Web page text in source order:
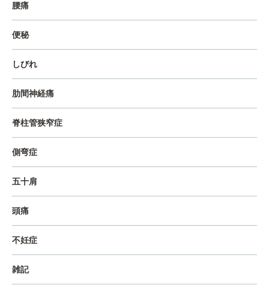
腰痛
便秘
しびれ
肋間神経痛
脊柱管狭窄症
側弯症
五十肩
頭痛
不妊症
雑記